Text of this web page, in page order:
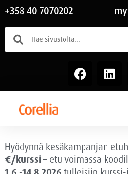
+358 40 7070202
Hyödynnä kesäkampanjan
€/kurssi – etu voimassa